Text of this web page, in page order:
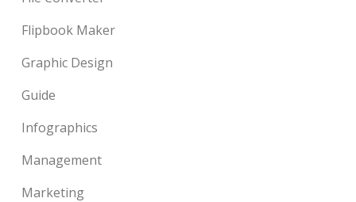
Flipbook Maker
Graphic Design
Guide
Infographics
Management
Marketing